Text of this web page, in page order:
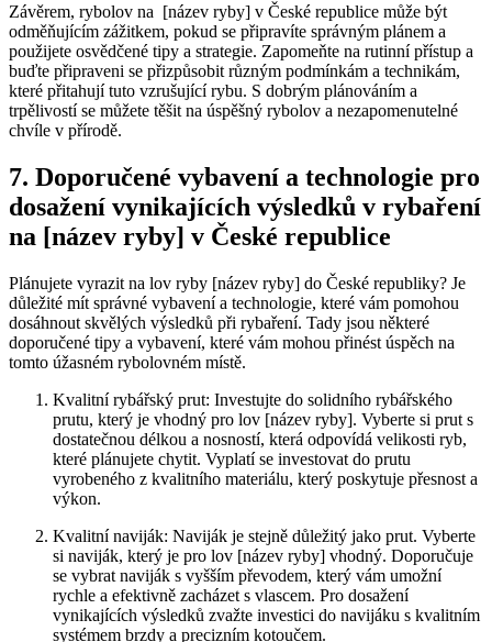
Závěrem, rybolov na ‍ [název ryby] v⁣ České republice může být
odměňujícím zážitkem, pokud se připravíte správným plánem a
použijete osvědčené⁢ tipy a strategie. Zapomeňte na rutinní přístup‌ a
buďte⁢ připraveni se přizpůsobit různým podmínkám a ​technikám,
které přitahují tuto​ vzrušující ⁣rybu. S dobrým plánováním ⁣a
trpělivostí se můžete⁢ těšit na úspěšný rybolov a nezapomenutelné
chvíle v přírodě.
7. Doporučené vybavení a technologie pro
dosažení vynikajících výsledků v rybaření
na [název ryby] v České ​republice
Plánujete vyrazit na lov ryby [název ryby] do České republiky? Je
důležité mít správné vybavení a technologie, které vám pomohou
dosáhnout skvělých výsledků při rybaření. Tady jsou ‌některé
doporučené tipy a vybavení, které vám mohou přinést úspěch na
tomto úžasném‌ rybolovném místě.
Kvalitní ‌rybářský prut: Investujte do solidního rybářského
prutu, který je ​vhodný pro lov [název ryby]. Vyberte si prut ⁣s
dostatečnou délkou​ a​ nosností, která odpovídá velikosti ryb,
které plánujete chytit. Vyplatí se investovat do prutu
⁤vyrobeného z kvalitního materiálu, který poskytuje přesnost a
⁢výkon.
Kvalitní naviják: ‌Naviják je stejně důležitý jako prut. Vyberte‍
si naviják, který ‌je pro lov [název ryby] vhodný. Doporučuje
se vybrat‌ naviják s vyšším převodem, který vám umožní
rychle a efektivně zacházet s vlascem. Pro dosažení
vynikajících výsledků zvažte investici do navijáku ‌s kvalitním
systémem brzdy a ‌precizním kotoučem.